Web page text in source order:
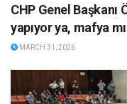
CHP Genel Başkanı
yapıyor ya, mafya
MARCH 31, 2026